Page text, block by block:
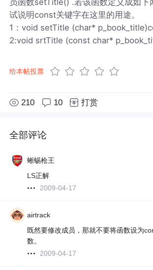
试说明const关键字在这里的用途。
1：void setTitle (char*
2:void srtTitle (const char*
给本帖投票
210 10 打赏
全部评论
蜥蜴枪王
LS正解
2009-04-17
airtrack
既然要修改成员，那就不要将函数设为
数。
2009-04-17